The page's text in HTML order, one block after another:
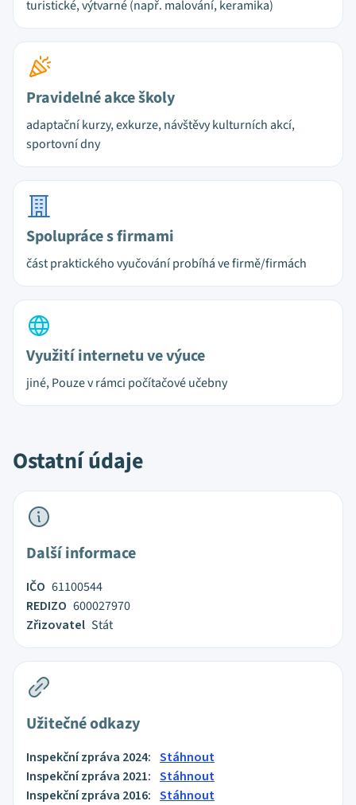
turistické, výtvarné (např. malování, keramika)
Pravidelné akce školy
adaptační kurzy, exkurze, návštěvy kulturních akcí,
sportovní dny
Spolupráce s firmami
část praktického vyučování probíhá ve firmě/firmách
Využití internetu ve výuce
jiné, Pouze v rámci počítačové učebny
Ostatní údaje
Další informace
IČO 61100544
REDIZO 600027970
Zřizovatel Stát
Užitečné odkazy
Inspekční zpráva 2024: Stáhnout
Inspekční zpráva 2021: Stáhnout
Inspekční zpráva 2016: Stáhnout